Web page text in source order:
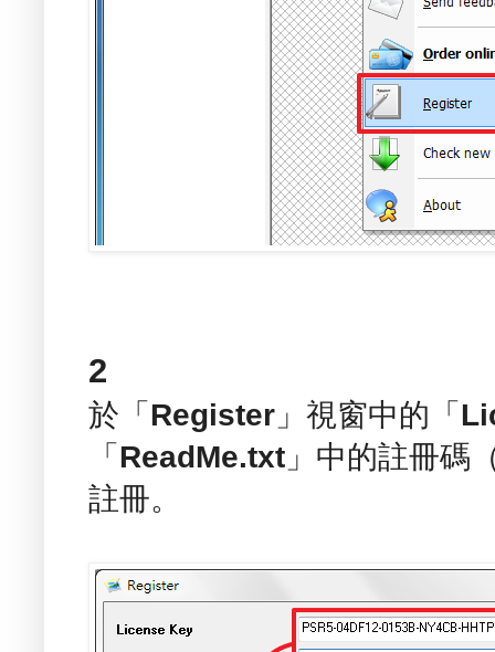
2
於「 Register 」視窗中的「
「 ReadMe.txt 」中的註冊碼
註冊。